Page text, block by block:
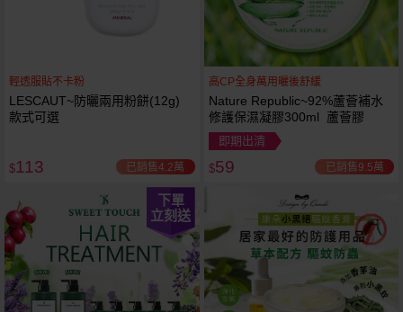
輕透服貼不卡粉
LESCAUT~防曬兩用粉餅(12g)
款式可選
$113 已銷售4.2萬
高CP全身萬用曬後舒緩
Nature Republic~92%蘆薈補水
修護保濕凝膠300ml 蘆薈膠
即期出清
$59 已銷售9.5萬
下單
立刻送